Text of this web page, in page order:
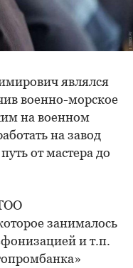
являлся
военно-морское
на военном
на завод
от мастера до
занималось
и т.п.